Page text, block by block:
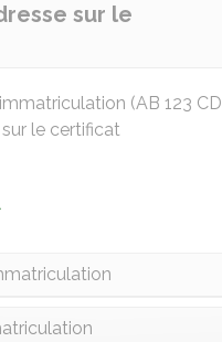
sur le
(AB 123 CD
le certificat